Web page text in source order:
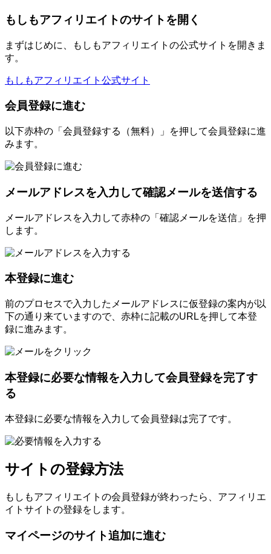
もしもアフィリエイトのサイトを開く
まずはじめに、もしもアフィリエイトの公式サイトを開きま
す。
もしもアフィリエイト公式サイト
会員登録に進む
以下赤枠の「会員登録する（無料）」を押して会員登録に進
みます。
メールアドレスを入力して確認メールを送信する
メールアドレスを入力して赤枠の「確認メールを送信」を押
します。
本登録に進む
前のプロセスで入力したメールアドレスに仮登録の案内が以
下の通り来ていますので、赤枠に記載のURLを押して本登
録に進みます。
本登録に必要な情報を入力して会員登録を完了す
る
本登録に必要な情報を入力して会員登録は完了です。
サイトの登録方法
もしもアフィリエイトの会員登録が終わったら、アフィリエ
イトサイトの登録をします。
マイページのサイト追加に進む